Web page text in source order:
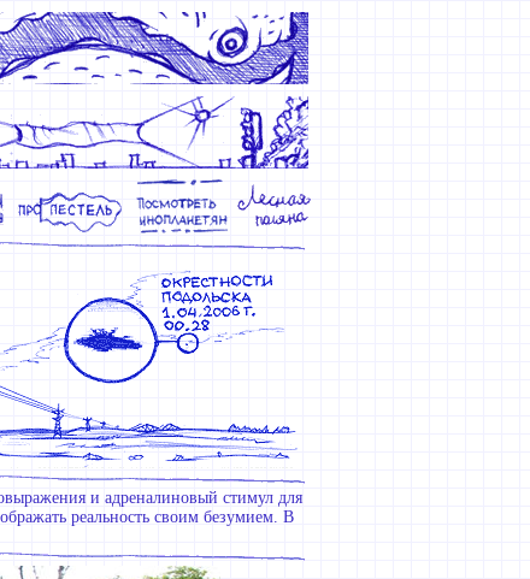
и адреналиновый стимул для
реальность своим безумием. В